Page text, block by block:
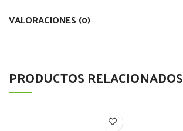
VALORACIONES (0)
PRODUCTOS RELACIONADOS